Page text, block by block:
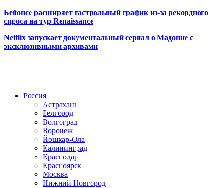
Бейонсе расширяет гастрольный график из-за рекордного
спроса на тур Renaissance
Netflix запускает документальный сериал о Мадонне с
эксклюзивными архивами
Россия
Астрахань
Белгород
Волгоград
Воронеж
Йошкар-Ола
Калининград
Краснодар
Красноярск
Москва
Нижний Новгород